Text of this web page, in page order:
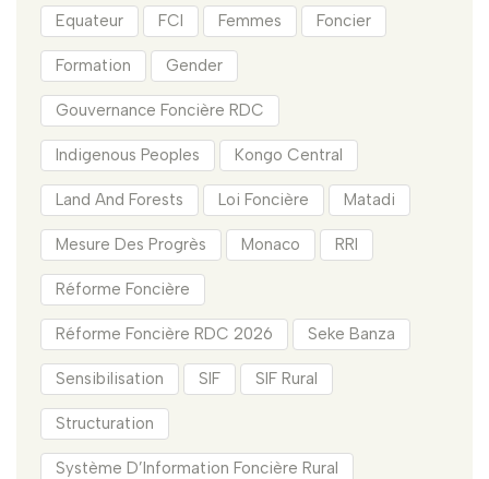
Equateur FCI Femmes Foncier
Formation Gender
Gouvernance Foncière RDC
Indigenous Peoples Kongo Central
Land And Forests Loi Foncière Matadi
Mesure Des Progrès Monaco RRI
Réforme Foncière
Réforme Foncière RDC 2026 Seke Banza
Sensibilisation SIF SIF Rural
Structuration
Système D’Information Foncière Rural